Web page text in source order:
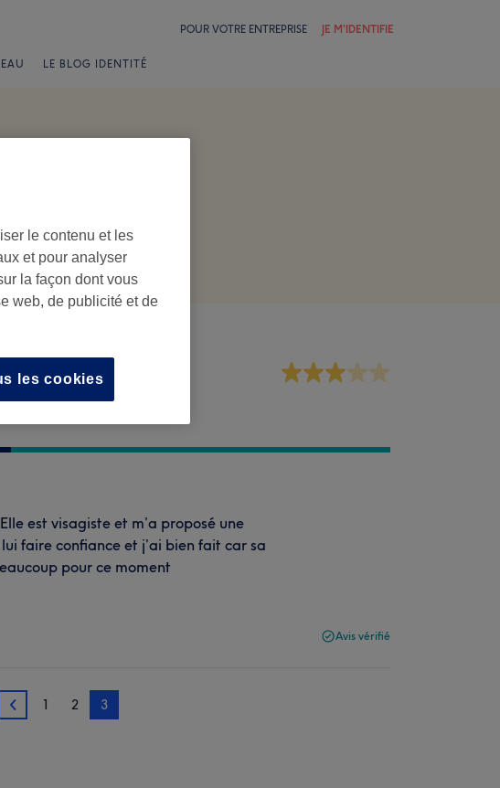
POUR VOTRE ENTREPRISE JE M'IDENTIFIE
LE BLOG IDENTITÉ
Personnel
est visagiste et m’a proposé une
faire confiance et j’ai bien fait car sa
pour ce moment
Avis vérifié
2 1 2 3
le contenu et les
et pour analyser
la façon dont vous
web, de publicité et de
les cookies